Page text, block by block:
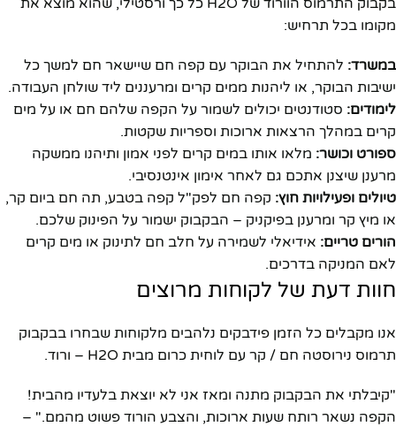
מקומו בכל תרחיש:
במשרד: להתחיל את הבוקר עם קפה חם שיישאר חם למשך כל
ישיבות הבוקר, או ליהנות ממים קרים ומרעננים ליד שולחן העבודה.
לימודים: סטודנטים יכולים לשמור על הקפה שלהם חם או על מים
קרים במהלך הרצאות ארוכות וספריות שקטות.
ספורט וכושר: מלאו אותו במים קרים לפני אמון ותיהנו ממשקה
מרענן שיצנן אתכם גם לאחר אימון אינטנסיבי.
טיולים ופעילויות חוץ: קפה חם לפק"ל קפה בטבע, תה חם ביום קר,
או מיץ קר ומרענן בפיקניק – הבקבוק ישמור על הפינוק שלכם.
הורים טריים: אידיאלי לשמירה על חלב חם לתינוק או מים קרים
לאם המניקה בדרכים.
חוות דעת של לקוחות מרוצים
אנו מקבלים כל הזמן פידבקים נלהבים מלקוחות שבחרו בבקבוק
תרמוס נירוסטה חם / קר עם לוחית כרום מבית H2O – ורוד.
"קיבלתי את הבקבוק מתנה ומאז אני לא יוצאת בלעדיו מהבית!
הקפה נשאר רותח שעות ארוכות, והצבע הורוד פשוט מהמם." –